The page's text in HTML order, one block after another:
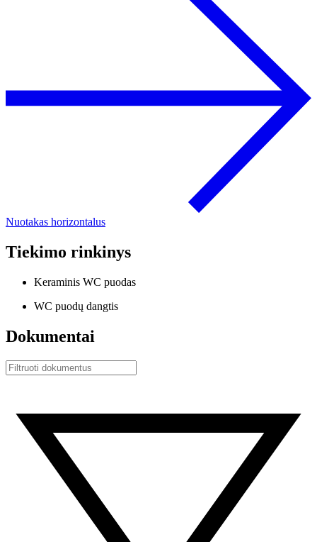
Nuotakas horizontalus
Tiekimo rinkinys
Keraminis WC puodas
WC puodų dangtis
Dokumentai